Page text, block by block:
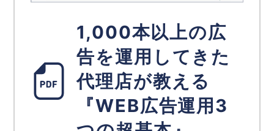
1,000本以上の広
告を運用してきた
代理店が教える
『WEB広告運用3